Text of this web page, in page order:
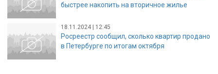
быстрее накопить на вторичное жилье
18.11.2024 | 12:45
Росреестр сообщил, сколько квартир продано
в Петербурге по итогам октября